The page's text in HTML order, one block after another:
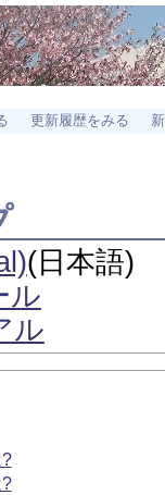
更新履歴をみる
(日本語)
ル
ル